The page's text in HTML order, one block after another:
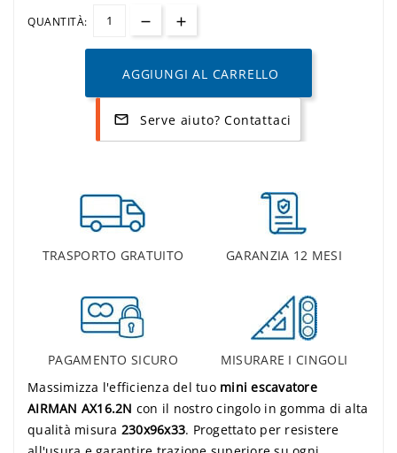
QUANTITÀ:
AGGIUNGI AL CARRELLO
mail_outline Serve aiuto? Contattaci
TRASPORTO GRATUITO GARANZIA 12 MESI
PAGAMENTO SICURO
MISURARE I CINGOLI
Massimizza l'efficienza del tuo mini escavatore
AIRMAN AX16.2N con il nostro cingolo in gomma di alta
qualità misura 230x96x33. Progettato per resistere